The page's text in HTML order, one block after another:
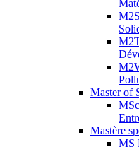
Master of
Mastère
MS